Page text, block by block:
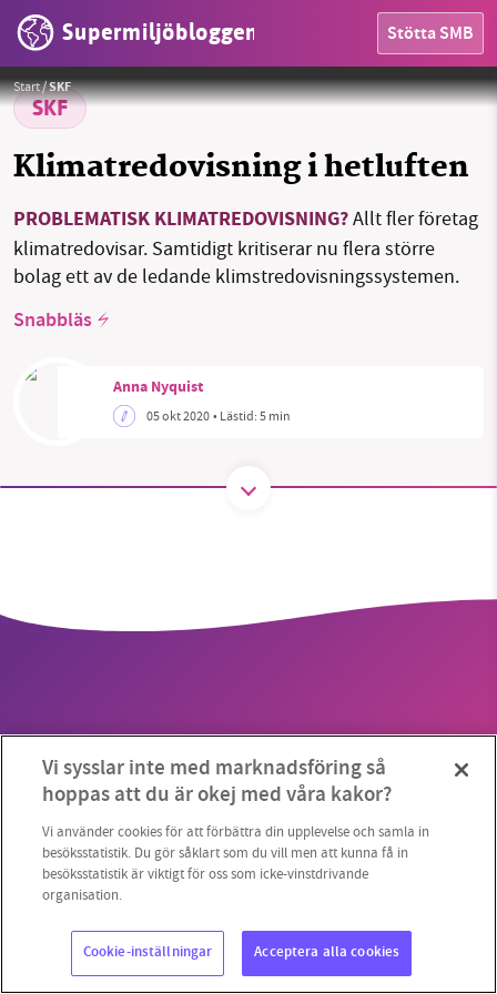
Supermiljöbloggen Stötta SMB
OMRÅDEN
MILJÖFAKTA
Threads
Start/SKF
SKF
Klimatredovisning i hetluften
PROBLEMATISK KLIMATREDOVISNING?Allt fler företag
klimatredovisar. Samtidigt kritiserar nu flera större
bolag ett av de ledande klimstredovisningssystemen.
Snabbläs
Anna Nyquist
05 okt 2020• Lästid:5 min
Pete Linforth från Pixabay
Copyright 2023 © Supermiljöbloggen Cookieinställningar
starten 2010 har vår ideella redaktion drivit
vill hjälpa oss.
Stötta vårt arbete genom att swisha en slant till
1231368703
Läs vad vi vill göra
Vi sysslar inte med marknadsföring så
hoppas att du är okej med våra kakor?
Vi använder cookies för att förbättra din upplevelse och samla in
besöksstatistik. Du gör såklart som du vill men att kunna få in
besöksstatistik är viktigt för oss som icke-vinstdrivande
organisation.
Cookie-inställningar Acceptera alla cookies